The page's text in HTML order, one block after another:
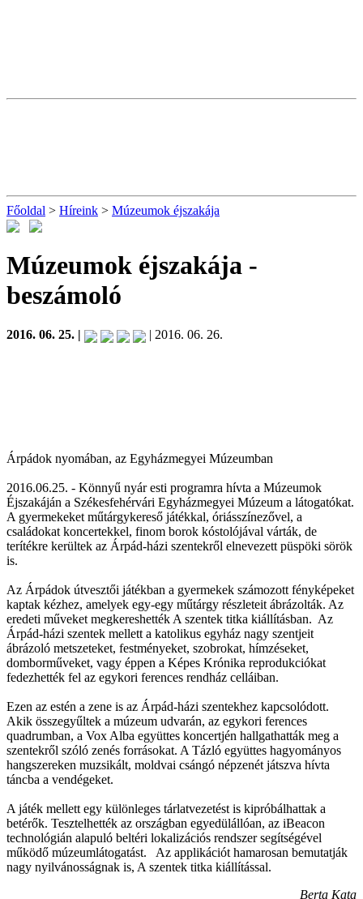
Főoldal > Híreink > Múzeumok éjszakája
Múzeumok éjszakája -
beszámoló
2016. 06. 25. | | 2016. 06. 26.
Árpádok nyomában, az Egyházmegyei Múzeumban
2016.06.25. - Könnyű nyár esti programra hívta a Múzeumok
Éjszakáján a Székesfehérvári Egyházmegyei Múzeum a látogatókat.
A gyermekeket műtárgykereső játékkal, óriásszínezővel, a
családokat koncertekkel, finom borok kóstolójával várták, de
terítékre kerültek az Árpád-házi szentekről elnevezett püspöki sörök
is.
Az Árpádok útvesztői játékban a gyermekek számozott fényképeket
kaptak kézhez, amelyek egy-egy műtárgy részleteit ábrázolták. Az
eredeti műveket megkereshették A szentek titka kiállításban. Az
Árpád-házi szentek mellett a katolikus egyház nagy szentjeit
ábrázoló metszeteket, festményeket, szobrokat, hímzéseket,
domborműveket, vagy éppen a Képes Krónika reprodukciókat
fedezhették fel az egykori ferences rendház celláiban.
Ezen az estén a zene is az Árpád-házi szentekhez kapcsolódott.
Akik összegyűltek a múzeum udvarán, az egykori ferences
quadrumban, a Vox Alba együttes koncertjén hallgathatták meg a
szentekről szóló zenés forrásokat. A Tázló együttes hagyományos
hangszereken muzsikált, moldvai csángó népzenét játszva hívta
táncba a vendégeket.
A játék mellett egy különleges tárlatvezetést is kipróbálhattak a
betérők. Tesztelhették az országban egyedülállóan, az iBeacon
technológián alapuló beltéri lokalizációs rendszer segítségével
működő múzeumlátogatást. Az applikációt hamarosan bemutatják
nagy nyilvánosságnak is, A szentek titka kiállítással.
Berta Kata